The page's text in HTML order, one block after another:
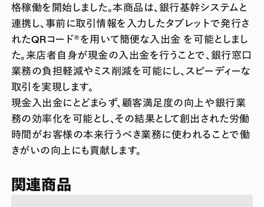
格稼働を開始しました。本商品は、銀行基幹システムと
連携し、事前に取引情報を入力したタブレットで発行さ
れたQRコード®を用いて簡便な入出金 を可能としまし
た。来店者自身が現金の入出金を行うことで、銀行窓口
業務の負担軽減やミス削減を可能にし、スピーディーな
取引を実現します。
現金入出金にとどまらず、顧客満足度の向上や銀行業
務の効率化を可能とし、その結果として創出された労働
時間がお客様の本来行うべき業務に使われることで働
きがいの向上にも貢献します。
関連商品